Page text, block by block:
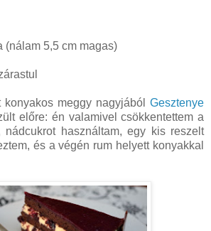
(nálam 5,5 cm magas)
meggy nagyjából Gesztenye
előre: én valamivel csökkentettem a
nádcukrot használtam, egy kis reszelt
és a végén rum helyett konyakkal